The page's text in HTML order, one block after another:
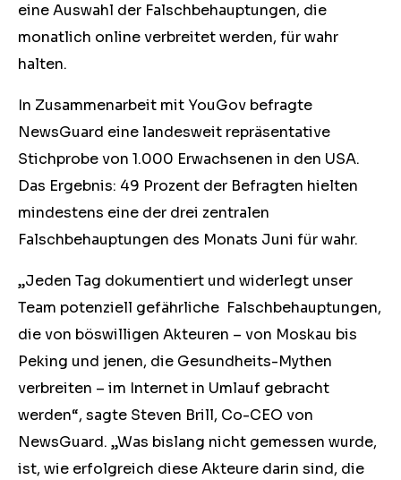
eine Auswahl der Falschbehauptungen, die
monatlich online verbreitet werden, für wahr
halten.
In Zusammenarbeit mit YouGov befragte
NewsGuard eine landesweit repräsentative
Stichprobe von 1.000 Erwachsenen in den USA.
Das Ergebnis: 49 Prozent der Befragten hielten
mindestens eine der drei zentralen
Falschbehauptungen des Monats Juni für wahr.
„Jeden Tag dokumentiert und widerlegt unser
Team potenziell gefährliche Falschbehauptungen,
die von böswilligen Akteuren – von Moskau bis
Peking und jenen, die Gesundheits-Mythen
verbreiten – im Internet in Umlauf gebracht
werden“, sagte Steven Brill, Co-CEO von
NewsGuard. „Was bislang nicht gemessen wurde,
ist, wie erfolgreich diese Akteure darin sind, die